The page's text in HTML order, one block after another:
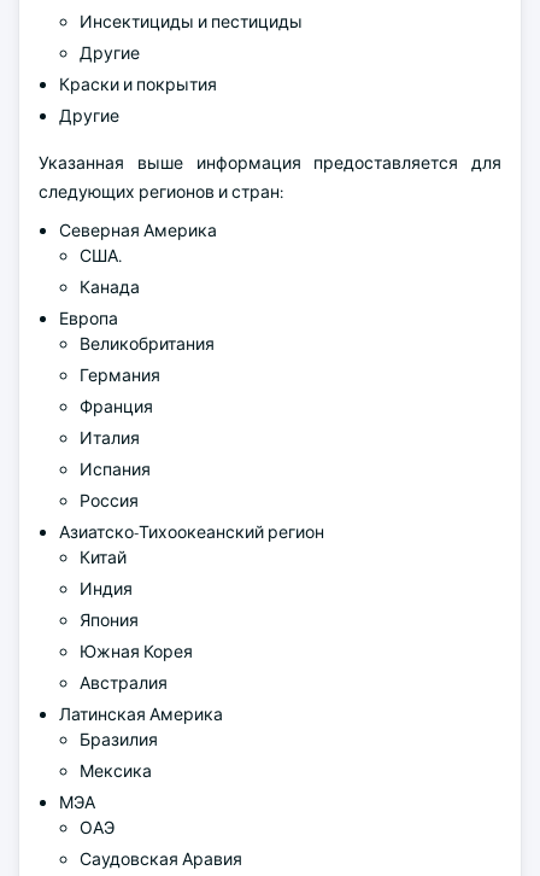
Инсектициды и пестициды
Другие
Краски и покрытия
Другие
Указанная выше информация предоставляется для
следующих регионов и стран:
Северная Америка
США.
Канада
Европа
Великобритания
Германия
Франция
Италия
Испания
Россия
Азиатско-Тихоокеанский регион
Китай
Индия
Япония
Южная Корея
Австралия
Латинская Америка
Бразилия
Мексика
МЭА
ОАЭ
Саудовская Аравия